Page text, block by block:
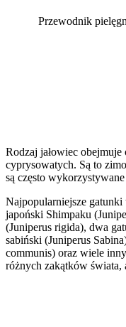
Przewodnik
Rodzaj jałowiec
cyprysowatych. Są to
są często
Najpopularniejsze gatunki
japoński Shimpaku
(Juniperus rigida), dwa
sabiński (Juniperus
communis) oraz wiele
różnych zakątków świata,